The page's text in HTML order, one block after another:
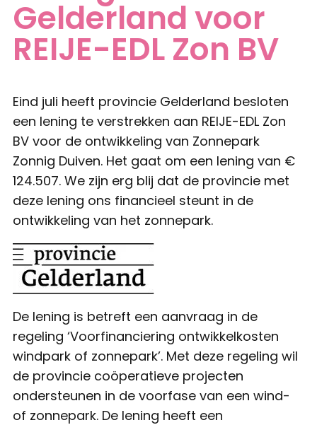
Gelderland voor
REIJE-EDL Zon BV
Eind juli heeft provincie Gelderland besloten
een lening te verstrekken aan REIJE-EDL Zon
BV voor de ontwikkeling van Zonnepark
Zonnig Duiven. Het gaat om een lening van €
124.507. We zijn erg blij dat de provincie met
deze lening ons financieel steunt in de
ontwikkeling van het zonnepark.
De lening is betreft een aanvraag in de
regeling ‘Voorfinanciering ontwikkelkosten
windpark of zonnepark’. Met deze regeling wil
de provincie coöperatieve projecten
ondersteunen in de voorfase van een wind-
of zonnepark. De lening heeft een